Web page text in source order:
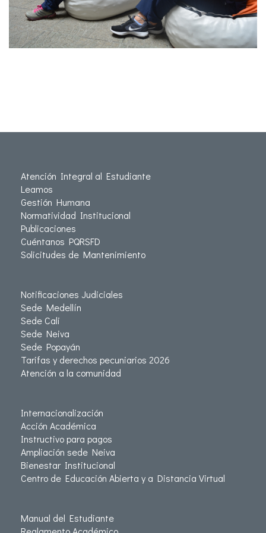
Atención Integral al Estudiante
Leamos
Gestión Humana
Normatividad Institucional
Publicaciones
Cuéntanos PQRSFD
Solicitudes de Mantenimiento
Notificaciones Judiciales
Sede Medellín
Sede Cali
Sede Neiva
Sede Popayán
Tarifas y derechos pecuniarios 2026
Atención a la comunidad
Internacionalización
Acción Académica
Instructivo para pagos
Ampliación sede Neiva
Bienestar Institucional
Centro de Educación Abierta y a Distancia Virtual
Manual del Estudiante